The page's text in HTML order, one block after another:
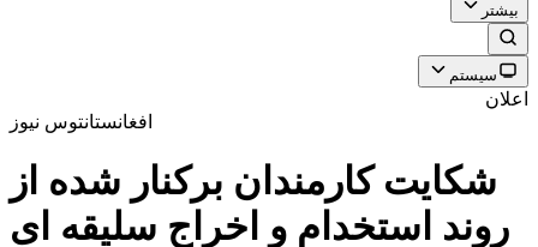
بیشتر
سیستم
اعلان
افغانستانتوس نیوز
شكايت كارمندان بركنار شده از
روند استخدام و اخراج سليقه اى